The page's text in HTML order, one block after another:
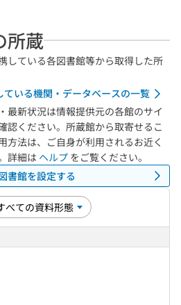
所蔵
している各図書館等から取得した所
ている機関・データベースの一覧
最新状況は情報提供元の各館のサイ
認ください。所蔵館から取寄せるこ
方法は、ご自身が利用されるお近く
詳細は ヘルプ をご覧ください。
書館を設定する